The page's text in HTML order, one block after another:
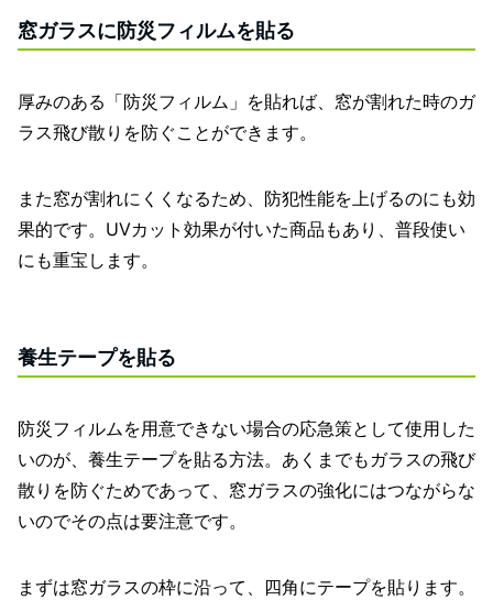
窓ガラスに防災フィルムを貼る
厚みのある「防災フィルム」を貼れば、窓が割れた時のガ
ラス飛び散りを防ぐことができます。
また窓が割れにくくなるため、防犯性能を上げるのにも効
果的です。UVカット効果が付いた商品もあり、普段使い
にも重宝します。
養生テープを貼る
防災フィルムを用意できない場合の応急策として使用した
いのが、養生テープを貼る方法。あくまでもガラスの飛び
散りを防ぐためであって、窓ガラスの強化にはつながらな
いのでその点は要注意です。
まずは窓ガラスの枠に沿って、四角にテープを貼ります。